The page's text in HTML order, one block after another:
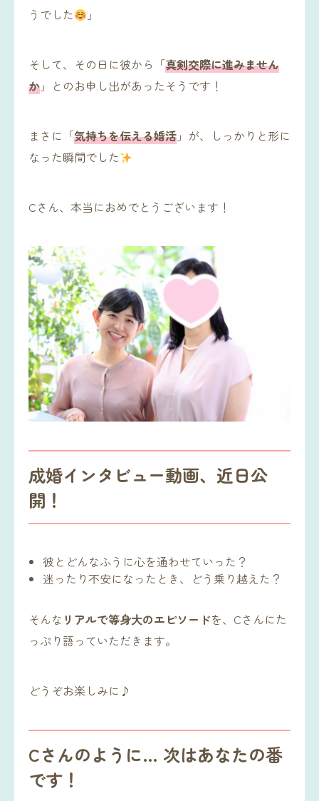
うでした
」
そして、その日に彼から「真剣交際に進みません
か」とのお申し出があったそうです！
まさに「気持ちを伝える婚活」が、しっかりと形に
なった瞬間でした
Cさん、本当におめでとうございます！
成婚インタビュー動画、近日公
開！
彼とどんなふうに心を通わせていった？
迷ったり不安になったとき、どう乗り越えた？
そんな リアルで等身大のエピソードを、Cさんにた
っぷり語っていただきます。
どうぞお楽しみに♪
Cさんのように… 次はあなたの番
です！